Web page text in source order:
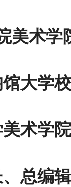
美术学
大学
术学
、总编